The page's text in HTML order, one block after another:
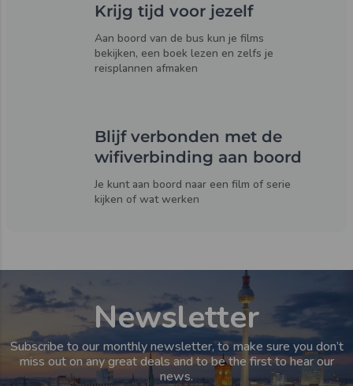
Krijg tijd voor jezelf
Aan boord van de bus kun je films
bekijken, een boek lezen en zelfs je
reisplannen afmaken
Blijf verbonden met de
wifiverbinding aan boord
Je kunt aan boord naar een film of serie
kijken of wat werken
Newsletter
Subscribe to our monthly newsletter, to make sure you don’t
miss out on any great deals and to be the first to hear our
news.